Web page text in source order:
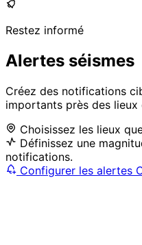
Restez informé
Alertes séismes
Créez des notifications
importants près des lieux
Choisissez les lieux
Définissez une
notifications.
Configurer les alertes